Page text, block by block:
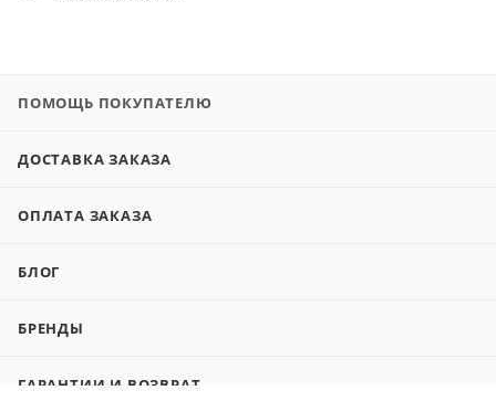
ПОМОЩЬ ПОКУПАТЕЛЮ
ДОСТАВКА ЗАКАЗА
ОПЛАТА ЗАКАЗА
БЛОГ
БРЕНДЫ
ГАРАНТИИ И ВОЗВРАТ